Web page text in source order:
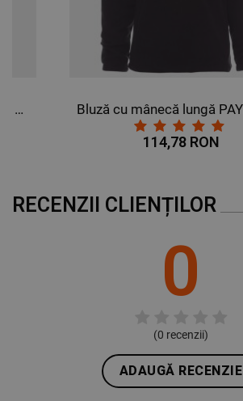
Bluză cu mânecă lungă PAYPER DOLOMITI+ GRI INCHIS
114,78 RON
RECENZII CLIENȚILOR
0
(0 recenzii)
ADAUGĂ RECENZIE